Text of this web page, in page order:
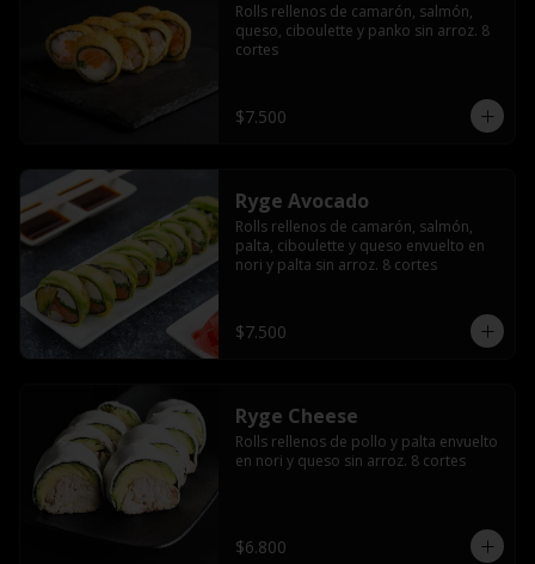
Rolls rellenos de camarón, salmón,
queso, ciboulette y panko sin arroz. 8
cortes
$7.500
Ryge Avocado
Rolls rellenos de camarón, salmón,
palta, ciboulette y queso envuelto en
nori y palta sin arroz. 8 cortes
$7.500
Ryge Cheese
Rolls rellenos de pollo y palta envuelto
en nori y queso sin arroz. 8 cortes
$6.800